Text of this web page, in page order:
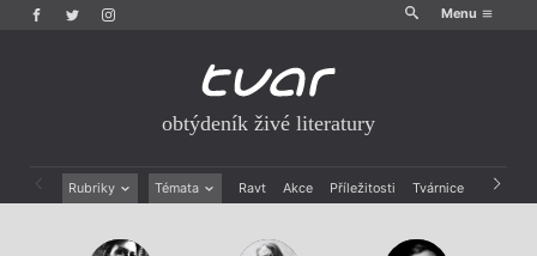
Menu
obtýdeník živé literatury
Rubriky Témata Ravt Akce Příležitosti Tvárnice Archiv
Drobná publicistika
Právě vychází